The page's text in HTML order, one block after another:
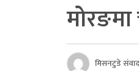
मिसनटुडे